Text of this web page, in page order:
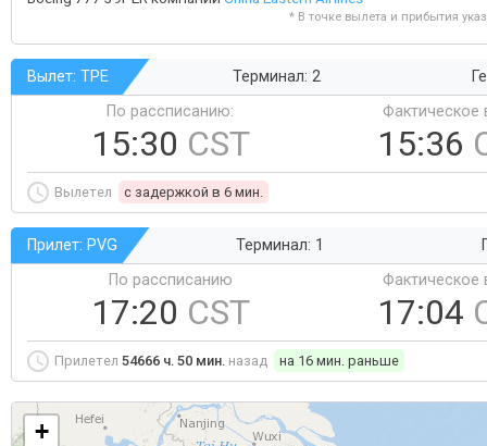
* В точке вылета и прибытия
Вылет: TPE Терминал: 2
По рассписанию:
15:30 CST
Фактическое
15:36
Вылетел c задержкой в 6 мин.
Прилет: PVG Терминал: 1
По рассписанию
17:20 CST
Фактическое
17:04
Прилетел 54666 ч. 50 мин. назад на 16 мин. раньше
+